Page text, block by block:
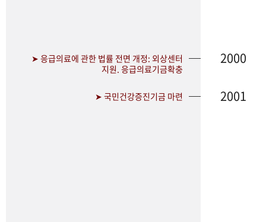
➤ 응급의료에 관한 법률 전면 개정: 외상센터
지원. 응급의료기금확충
2000
➤ 국민건강증진기금 마련 2001